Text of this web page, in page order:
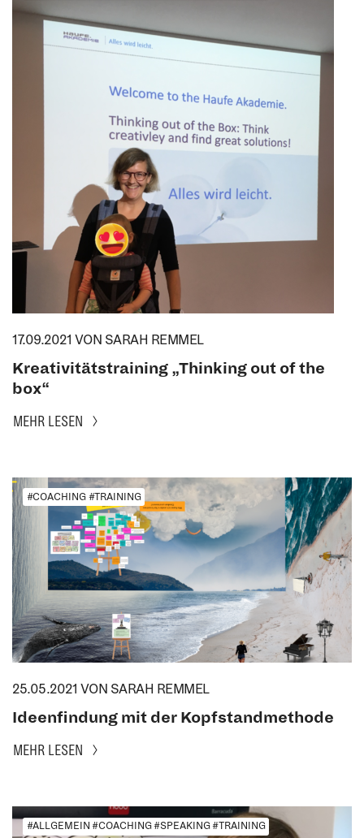
17.09.2021 VON SARAH REMMEL
Kreativitätstraining „Thinking out of the
box“
MEHR LESEN
#COACHING #TRAINING
25.05.2021 VON SARAH REMMEL
Ideenfindung mit der Kopfstandmethode
MEHR LESEN
#ALLGEMEIN #COACHING #SPEAKING #TRAINING